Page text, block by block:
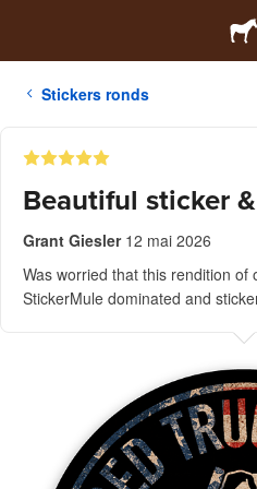
Stickers ronds
Beautiful sticker
Grant Giesler 12 mai 2026
Was worried that this rendition
StickerMule dominated and